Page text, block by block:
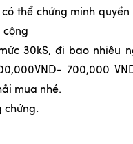
thể chứng minh quyền
cộng
30k$, đi bao nhiêu
700,000
mua nhé.
chứng.